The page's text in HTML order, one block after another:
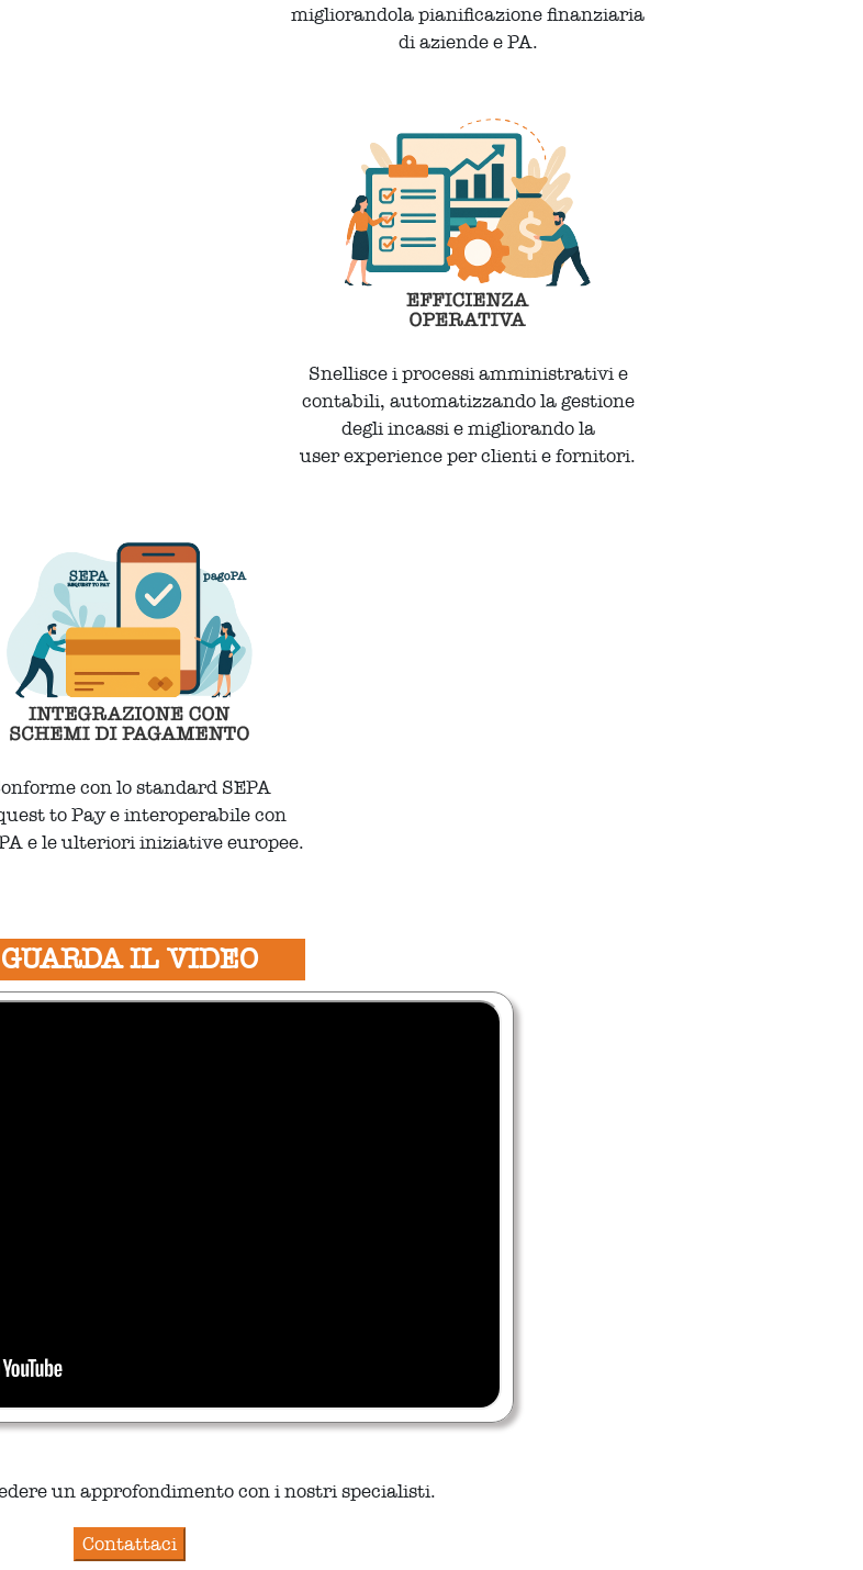
migliorandola pianificazione finanziaria
di aziende e PA.
Snellisce i processi amministrativi e
contabili, automatizzando la gestione
degli incassi e migliorando la
user experience per clienti e fornitori.
con lo standard SEPA
to Pay e interoperabile con
e le ulteriori iniziative europee.
GUARDA IL VIDEO
un approfondimento con i nostri specialisti.